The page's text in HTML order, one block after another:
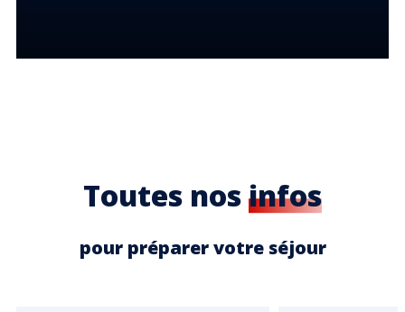
DÉCOUVRIR LES OFFRES
Toutes nosinfos
pour préparer votre séjour